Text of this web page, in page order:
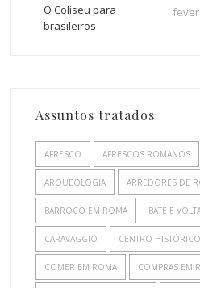
O Coliseu para
brasileiros
Assuntos tratados
AFRESCO AFRESCOS ROMANOS
ARQUEOLOGIA ARREDORES DE
BARROCO EM ROMA BATE E
CARAVAGGIO CENTRO
COMER EM ROMA COMPRAS EM